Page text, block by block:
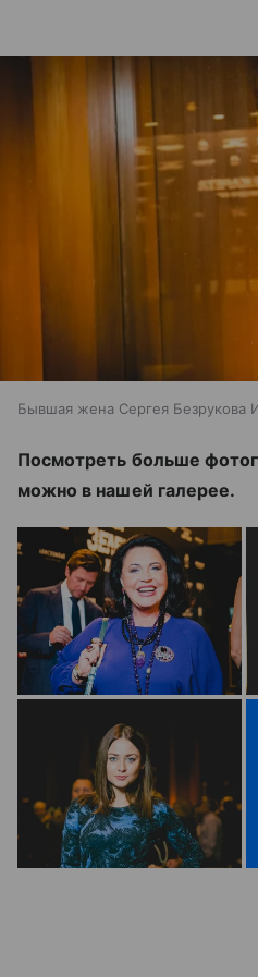
Бывшая жена Сергея Безрукова
Посмотреть больше
можно в нашей галерее.